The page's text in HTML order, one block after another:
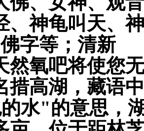
、神龟叫天、
字等；清新
然氧吧将使您
措高湖，藏语中
水"的意思，